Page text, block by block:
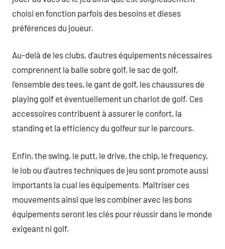
choisi en fonction parfois des besoins et dieses
préférences du joueur.
Au-delà de les clubs, d’autres équipements nécessaires
comprennent la balle sobre golf, le sac de golf,
l’ensemble des tees, le gant de golf, les chaussures de
playing golf et éventuellement un chariot de golf. Ces
accessoires contribuent à assurer le confort, la
standing et la efficiency du golfeur sur le parcours.
Enfin, the swing, le putt, le drive, the chip, le frequency,
le lob ou d’autres techniques de jeu sont promote aussi
importants la cual les équipements. Maîtriser ces
mouvements ainsi que les combiner avec les bons
équipements seront les clés pour réussir dans le monde
exigeant ni golf.